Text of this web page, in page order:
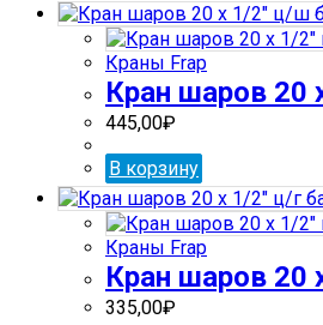
Краны Frap
Кран шаров 20
445,00₽
В корзину
Краны Frap
Кран шаров 20
335,00₽